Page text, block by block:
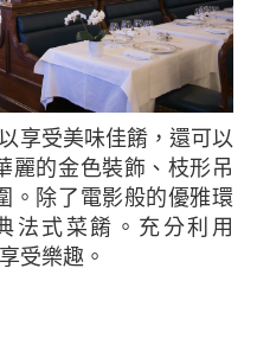
麗的金色裝飾、枝形吊
。除了電影般的優雅環
法式菜餚。充分利用
受樂趣。